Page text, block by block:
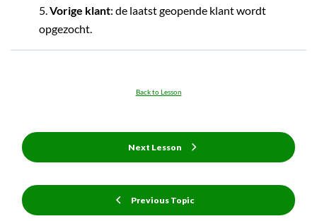
Vorige klant: de laatst geopende klant wordt
opgezocht.
Previous Topic
Back to Lesson
Next Lesson